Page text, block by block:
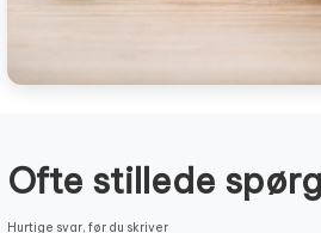
Ofte stillede
Hurtige svar, før du skriver